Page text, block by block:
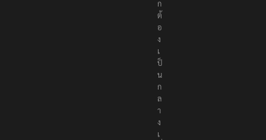
ก
ต้
อ
ง
เ
ป็
น
ก
ล
า
ง
เ